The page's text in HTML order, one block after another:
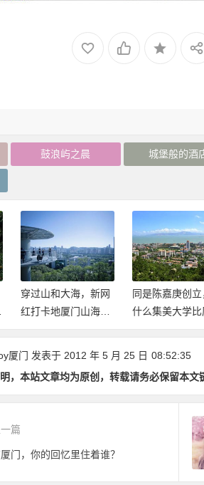
鼓浪屿之晨 城堡般的酒
穿过山和大海，新网
红打卡地厦门山海健
康步道2020年元旦开
同是陈嘉庚创立
什么集美大学比
建立的早却不
厦门 发表于 2012 年 5 月 25 日 08:52:35
，本站文章均为原创，转载请务必保留本文
一篇
门，你的回忆里住着谁？